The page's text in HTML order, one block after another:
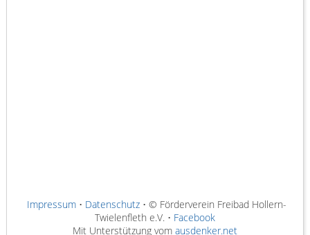
Impressum• Datenschutz• © Förderverein Freibad Hollern-
Twielenfleth e.V. • Facebook
Mit Unterstützung vom ausdenker.net